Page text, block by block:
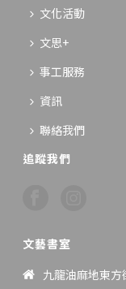
文化活動
文思+
事工服務
資訊
聯絡我們
追蹤我們
文藝書室
九龍油麻地東方